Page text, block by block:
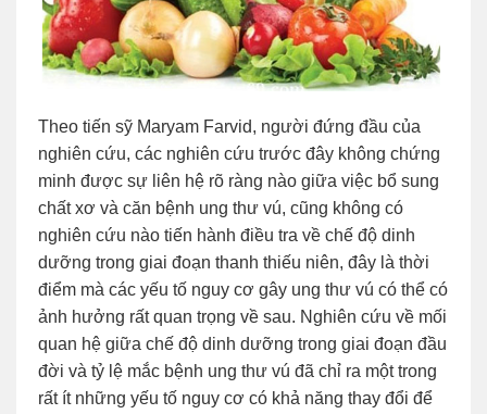
Theo tiến sỹ Maryam Farvid, người đứng đầu của
nghiên cứu, các nghiên cứu trước đây không chứng
minh được sự liên hệ rõ ràng nào giữa việc bổ sung
chất xơ và căn bệnh ung thư vú, cũng không có
nghiên cứu nào tiến hành điều tra về chế độ dinh
dưỡng trong giai đoạn thanh thiếu niên, đây là thời
điểm mà các yếu tố nguy cơ gây ung thư vú có thể có
ảnh hưởng rất quan trọng về sau. Nghiên cứu về mối
quan hệ giữa chế độ dinh dưỡng trong giai đoạn đầu
đời và tỷ lệ mắc bệnh ung thư vú đã chỉ ra một trong
rất ít những yếu tố nguy cơ có khả năng thay đổi để